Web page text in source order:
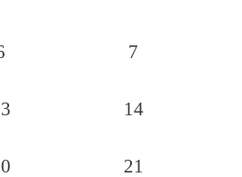
7
14
21